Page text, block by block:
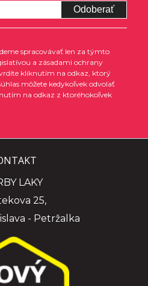
Odoberať
spracovávať len za týmto
a zásadami ochrany
kliknutím na odkaz, ktorý
môžete kedykoľvek odvolať
na odkaz z ktoréhokoľvek
LAKY
25,
- Petržalka